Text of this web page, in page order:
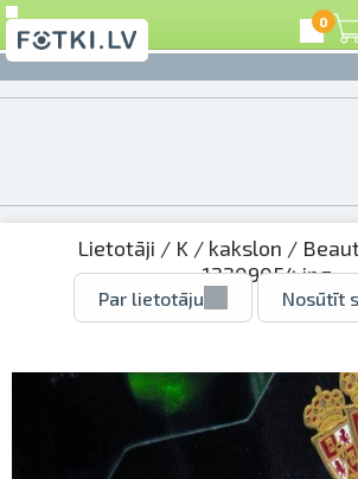
0
Lietotāji / K / kakslon /
12209054.jpg
Par lietotāju Nosūtīt